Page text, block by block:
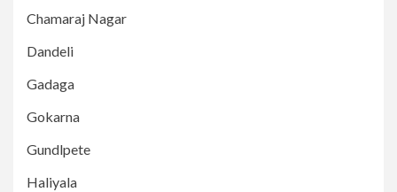
Chamaraj Nagar
Dandeli
Gadaga
Gokarna
Gundlpete
Haliyala